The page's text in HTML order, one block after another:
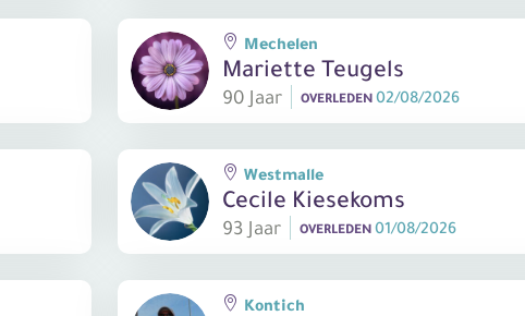
Mariette Teugels
90 Jaar
Mechelen
OVERLEDEN 02/08/2026
Cecile Kiesekoms
93 Jaar
Westmalle
OVERLEDEN 01/08/2026
Kontich